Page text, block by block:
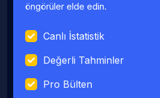
öngörüler elde edin.
Canlı İstatistik
Değerli Tahminler
Pro Bülten